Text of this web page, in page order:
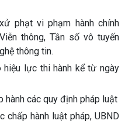
phạt vi phạm hành chính
thông, Tần số vô tuyến
thông tin.
hiệu lực thi hành kể từ ngày
hành các quy định pháp luật
chấp hành luật pháp, UBND